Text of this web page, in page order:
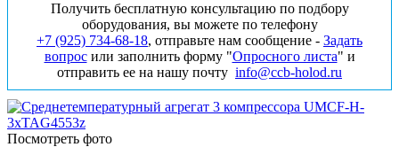
Получить бесплатную консультацию по подбору
оборудования, вы можете по телефону
+7 (925) 734‑68‑18, отправьте нам сообщение - Задать
вопросили заполнить форму "Опросного листа" и
отправить ее на нашу почту info@ccb-holod.ru
Посмотреть фото